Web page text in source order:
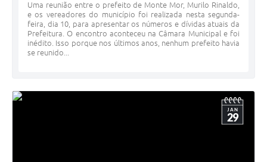
Uma reunião entre o prefeito de Monte Mor, Murilo Rinaldo,
e os vereadores do município foi realizada nesta segunda-
feira, dia 10, para apresentar os números e dívidas atuais da
Prefeitura. O encontro aconteceu na Câmara Municipal e foi
inédito. Isso porque nos últimos anos, nenhum prefeito havia
se reunido...
JAN
29